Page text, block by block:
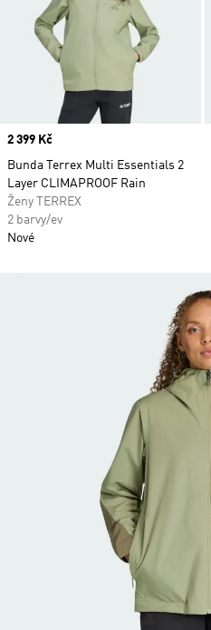
Price
2 399 Kč
Bunda Terrex Multi Essentials 2
Layer CLIMAPROOF Rain
Ženy TERREX
2 barvy/ev
Nové